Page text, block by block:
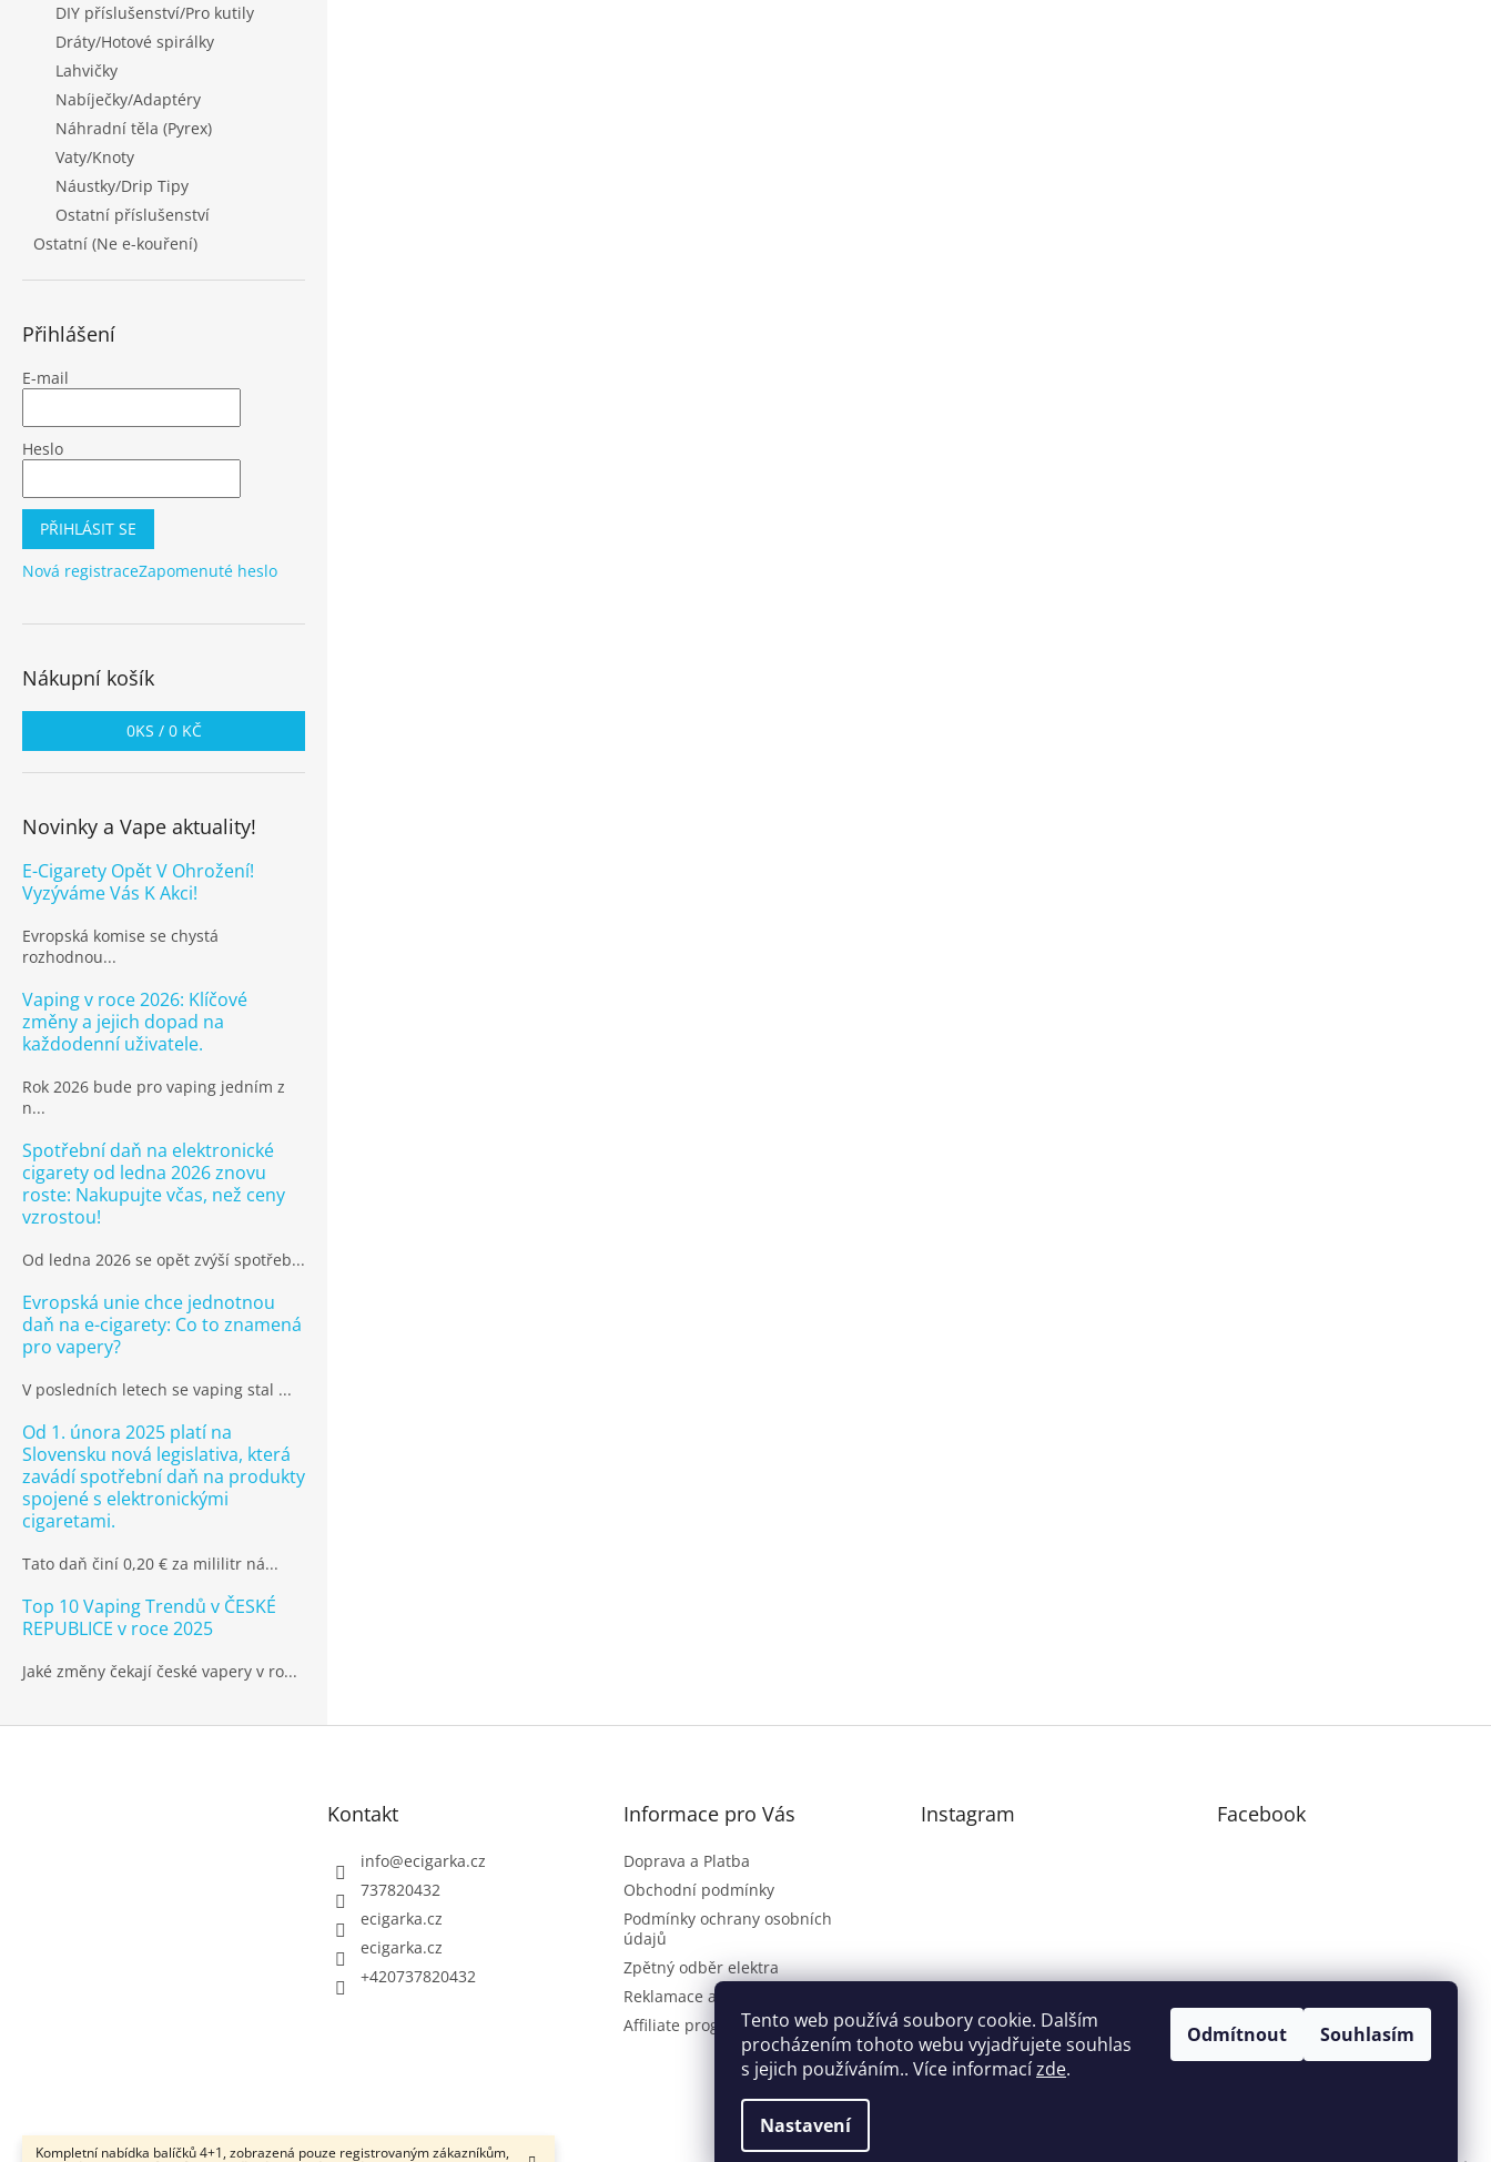
Tento web používá soubory cookie. Dalším
procházením tohoto webu vyjadřujete souhlas
s jejich používáním.. Více informacízde.
Nastavení
Odmítnout Souhlasím
Kompletní nabídka balíčků 4+1, zobrazená pouze registrovaným zákazníkům,
DIY příslušenství/Pro kutily
Dráty/Hotové spirálky
Lahvičky
Nabíječky/Adaptéry
Náhradní těla (Pyrex)
Vaty/Knoty
Náustky/Drip Tipy
Ostatní příslušenství
Ostatní (Ne e-kouření)
Přihlášení
E-mail
Heslo
PŘIHLÁSIT SE
Nová registraceZapomenuté heslo
Nákupní košík
0KS / 0 KČ
Novinky a Vape aktuality!
E-Cigarety Opět V Ohrožení!
Vyzýváme Vás K Akci!
Evropská komise se chystá
rozhodnou...
Vaping v roce 2026: Klíčové
změny a jejich dopad na
každodenní uživatele.
Rok 2026 bude pro vaping jedním z
n...
Spotřební daň na elektronické
cigarety od ledna 2026 znovu
roste: Nakupujte včas, než ceny
vzrostou!
Od ledna 2026 se opět zvýší spotřeb...
Evropská unie chce jednotnou
daň na e-cigarety: Co to znamená
pro vapery?
V posledních letech se vaping stal ...
Od 1. února 2025 platí na
Slovensku nová legislativa, která
zavádí spotřební daň na produkty
spojené s elektronickými
cigaretami.
Tato daň činí 0,20 € za mililitr ná...
Top 10 Vaping Trendů v ČESKÉ
REPUBLICE v roce 2025
Jaké změny čekají české vapery v ro...
Kontakt
info@ecigarka.cz
737820432
ecigarka.cz
ecigarka.cz
+420737820432
Informace pro Vás
Doprava a Platba
Obchodní podmínky
Podmínky ochrany osobních
údajů
Zpětný odběr elektra
Reklamace a vrácení zboží
Affiliate program
Instagram Facebook